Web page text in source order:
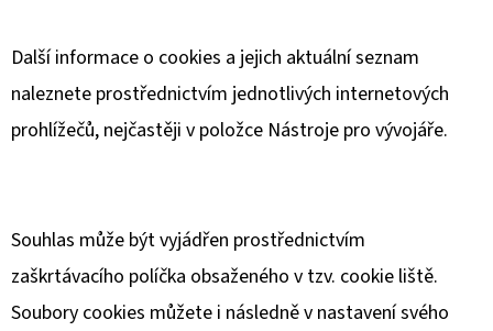
Další informace o cookies a jejich aktuální seznam
naleznete prostřednictvím jednotlivých internetových
prohlížečů, nejčastěji v položce Nástroje pro vývojáře.
Souhlas může být vyjádřen prostřednictvím
zaškrtávacího políčka obsaženého v tzv. cookie liště.
Soubory cookies můžete i následně v nastavení svého